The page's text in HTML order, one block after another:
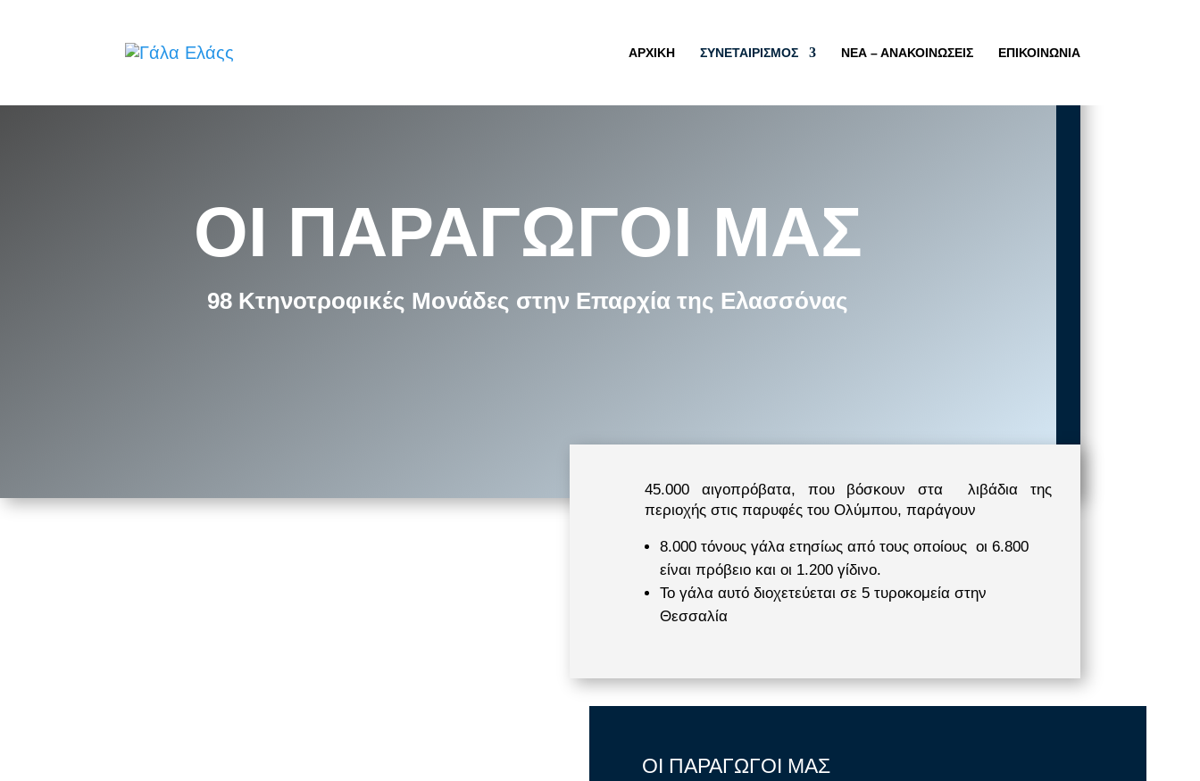
ΑΡΧΙΚΗ ΣΥΝΕΤΑΙΡΙΣΜΟΣ ΝΕΑ – ΑΝΑΚΟΙΝΩΣΕΙΣ ΕΠΙΚΟΙΝΩΝΙΑ
ΟΙ ΠΑΡΑΓΩΓΟΊ ΜΑΣ
98 Κτηνοτροφικές Μονάδες στην Επαρχία της Ελασσόνας
45.000 αιγοπρόβατα, που βόσκουν στα λιβάδια της
περιοχής στις παρυφές του Ολύμπου, παράγουν
8.000 τόνους γάλα ετησίως από τους οποίους οι 6.800
είναι πρόβειο και οι 1.200 γίδινο.
Το γάλα αυτό διοχετεύεται σε 5 τυροκομεία στην
Θεσσαλία
ΟΙ ΠΑΡΑΓΩΓΟΙ ΜΑΣ